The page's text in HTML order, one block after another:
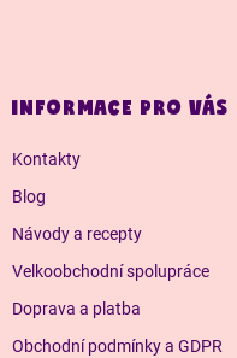
aINFORMACE PRO VÁS
Kontakty
Blog
Návody a recepty
Velkoobchodní spolupráce
Doprava a platba
Obchodní podmínky a GDPR